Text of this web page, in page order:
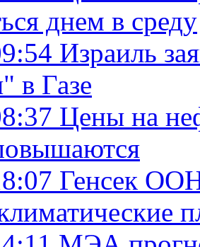
днем в среду
Израиль
в Газе
Цены на
Генсек ООН